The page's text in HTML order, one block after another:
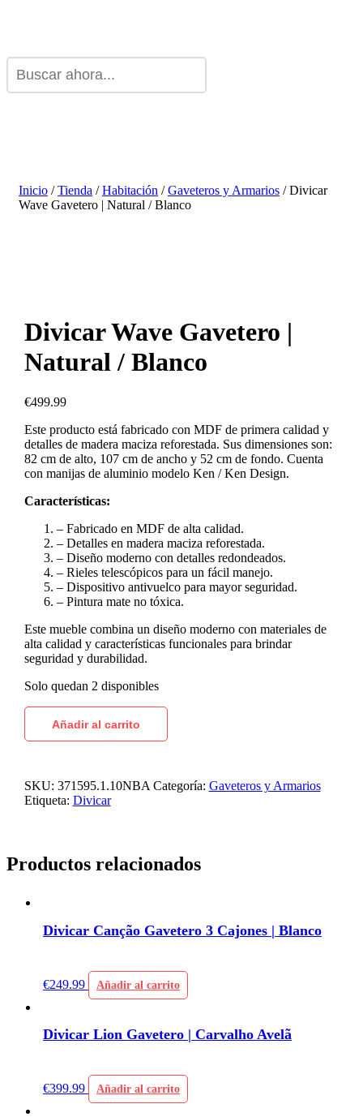
Inicio /Tienda /Habitación /Gaveteros y Armarios / Divicar
Wave Gavetero | Natural / Blanco
Divicar Wave Gavetero |
Natural / Blanco
€499.99
Este producto está fabricado con MDF de primera calidad y
detalles de madera maciza reforestada. Sus dimensiones son:
82 cm de alto, 107 cm de ancho y 52 cm de fondo. Cuenta
con manijas de aluminio modelo Ken / Ken Design.
Características:
– Fabricado en MDF de alta calidad.
– Detalles en madera maciza reforestada.
– Diseño moderno con detalles redondeados.
– Rieles telescópicos para un fácil manejo.
– Dispositivo antivuelco para mayor seguridad.
– Pintura mate no tóxica.
Este mueble combina un diseño moderno con materiales de
alta calidad y características funcionales para brindar
seguridad y durabilidad.
Solo quedan 2 disponibles
Añadir al carrito
SKU: 371595.1.10NBA Categoría: Gaveteros y Armarios
Etiqueta: Divicar
Productos relacionados
Divicar Canção Gavetero 3 Cajones | Blanco
€249.99 Añadir al carrito
Divicar Lion Gavetero | Carvalho Avelã
€399.99 Añadir al carrito